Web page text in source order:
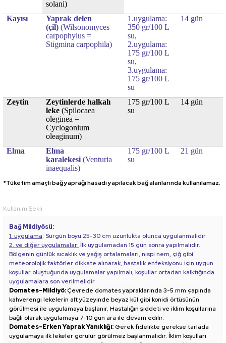
solani)
Kayısı
Yaprak delen
(çil) (Wilsonomyces
carpophylus =
Stigmina carpophila)
1.uygulama:
350 gr/100 L
su,
2.uygulama:
175 gr/100 L
su,
3.uygulama:
175 gr/100 L
su
14 gün
Zeytin
Zeytinlerde halkalı
leke (Spilocaea
oleginea =
Cyclogonium
oleaginum)
175 gr/100 L
su
14 gün
Elma
Elma
karalekesi (Venturia
inaequalis)
175 gr/100 L
su
21 gün
*Tüketim amaçlı bağ yaprağı hasadı yapılacak bağ alanlarında kullanılamaz.
Kullanım Şekli
Bağ Mildiyösü:
1. uygulama: Sürgün boyu 25-30 cm uzunlukta olunca uygulanmalıdır.
2. ve diğer uygulamalar: İlk uygulamadan 15 gün sonra yapılmalıdır.
Bölgenin günlük sıcaklık ve yağış ortalamaları, nispi nem, çiğ gibi
meteorolojik faktörler dikkate alınarak, hastalık enfeksiyonu için uygun
koşullar oluştuğunda uygulamalar yapılmalı, koşullar ortadan kalktığında
uygulamalara son verilmelidir.
Domates-Mildiyö:Çevrede domates yapraklarında 3-5 mm çapında
kahverengi lekelerin alt yüzeyinde beyaz kül gibi konidi örtüsünün
görülmesi ile uygulamaya başlanır. Hastalığın şiddeti ve iklim koşullarına
bağlı olarak uygulamaya 7-10 gün ara ile devam edilir.
Domates-Erken Yaprak Yanıklığı:Gerek fidelikte gerekse tarlada
uygulamaya ilk lekeler görülür görülmez başlanmalıdır. İklim koşulları